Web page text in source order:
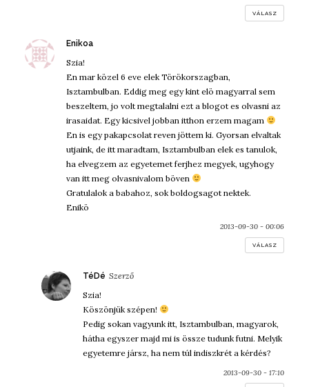
VÁLASZ
Enikoa
Szia!
En mar közel 6 eve elek Törökorszagban,
Isztambulban. Eddig meg egy kint elö magyarral sem
beszeltem, jo volt megtalalni ezt a blogot es olvasni az
irasaidat. Egy kicsivel jobban itthon erzem magam
En is egy pakapcsolat reven jöttem ki. Gyorsan elvaltak
utjaink, de itt maradtam, Isztambulban elek es tanulok,
ha elvegzem az egyetemet ferjhez megyek, ugyhogy
van itt meg olvasnivalom böven
Gratulalok a babahoz, sok boldogsagot nektek.
Enikö
2013-09-30 - 00:06
VÁLASZ
TéDé szerint:
Szia!
Köszönjük szépen!
Pedig sokan vagyunk itt, Isztambulban, magyarok,
hátha egyszer majd mi is össze tudunk futni. Melyik
egyetemre jársz, ha nem túl indiszkrét a kérdés?
2013-09-30 - 17:10